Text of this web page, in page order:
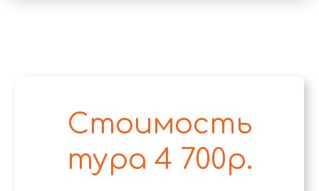
Остались